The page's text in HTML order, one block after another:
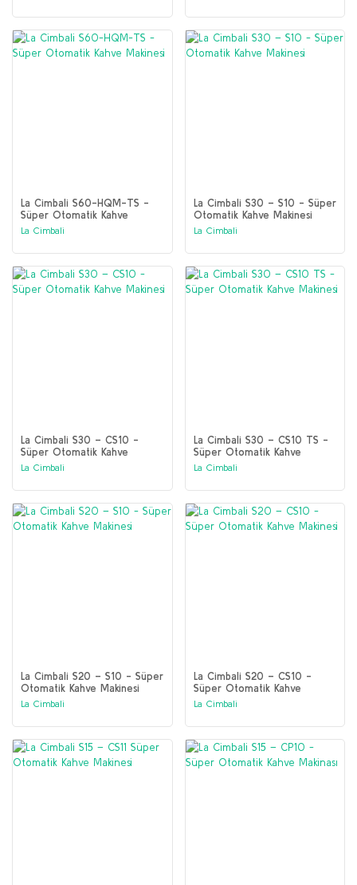
La Cimbali S60-HQM-TS -
Süper Otomatik Kahve
Makinesi
La Cimbali
La Cimbali S30 – S10 - Süper
Otomatik Kahve Makinesi
La Cimbali
La Cimbali S30 – CS10 -
Süper Otomatik Kahve
Makinesi
La Cimbali
La Cimbali S30 – CS10 TS -
Süper Otomatik Kahve
Makinesi
La Cimbali
La Cimbali S20 – S10 - Süper
Otomatik Kahve Makinesi
La Cimbali
La Cimbali S20 – CS10 -
Süper Otomatik Kahve
Makinesi
La Cimbali